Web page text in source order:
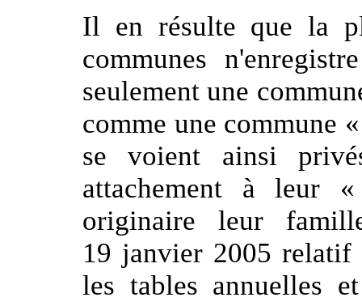
Il en résulte que la
communes
seulement une
comme une commune
se voient ainsi
attachement à leur
originaire leur
19 janvier 2005 relatif
les tables annuelles